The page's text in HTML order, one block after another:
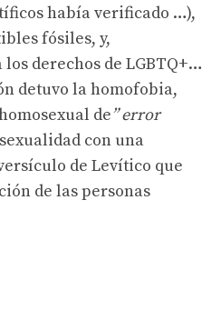
había verificado …),
fósiles, y,
derechos de LGBTQ+…
detuvo la homofobia,
de” error
con una
de Levítico que
de las personas